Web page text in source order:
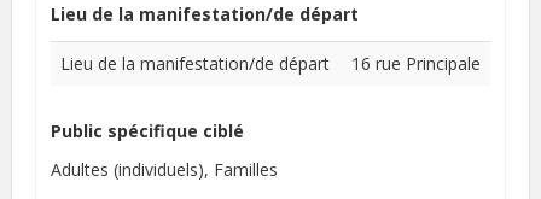
Lieu de la manifestation/de départ
Lieu de la manifestation/de départ 16 rue Principale
Public spécifique ciblé
Adultes (individuels) Familles